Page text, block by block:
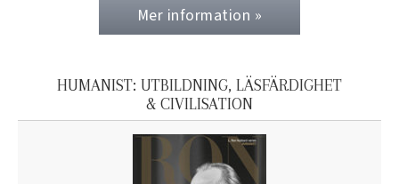
Mer information »
HUMANIST: UTBILDNING, LÄSFÄRDIGHET
& CIVILISATION